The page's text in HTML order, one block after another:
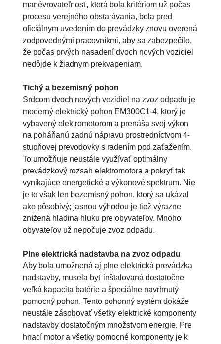
manévrovateľnosť, ktorá bola kritériom už počas
procesu verejného obstarávania, bola pred
oficiálnym uvedením do prevádzky znovu overená
zodpovednými pracovníkmi, aby sa zabezpečilo,
že počas prvých nasadení dvoch nových vozidiel
nedôjde k žiadnym prekvapeniam.
Tichý a bezemisný pohon
Srdcom dvoch nových vozidiel na zvoz odpadu je
moderný elektrický pohon EM300C1-4, ktorý je
vybavený elektromotorom a prenáša svoj výkon
na poháňanú zadnú nápravu prostredníctvom 4-
stupňovej prevodovky s radením pod zaťažením.
To umožňuje neustále využívať optimálny
prevádzkový rozsah elektromotora a pokryť tak
vynikajúce energetické a výkonové spektrum. Nie
je to však len bezemisný pohon, ktorý sa ukázal
ako pôsobivý; jasnou výhodou je tiež výrazne
znížená hladina hluku pre obyvateľov. Mnoho
obyvateľov už nepočuje zvoz odpadu.
Plne elektrická nadstavba na zvoz odpadu
Aby bola umožnená aj plne elektrická prevádzka
nadstavby, musela byť inštalovaná dostatočne
veľká kapacita batérie a špeciálne navrhnutý
pomocný pohon. Tento pohonný systém dokáže
neustále zásobovať všetky elektrické komponenty
nadstavby dostatočným množstvom energie. Pre
hnací motor a všetky pomocné komponenty je k